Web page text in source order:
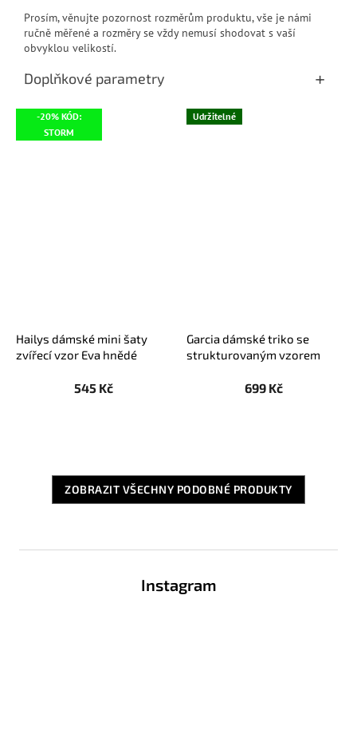
Prosím, věnujte pozornost rozměrům produktu, vše je námi
ručně měřené a rozměry se vždy nemusí shodovat s vaší
obvyklou velikostí.
Doplňkové parametry
-20% KÓD:
STORM
Hailys dámské mini šaty
zvířecí vzor Eva hnědé
545 Kč
Udržitelné
Garcia dámské triko se
strukturovaným vzorem
699 Kč
ZOBRAZIT VŠECHNY PODOBNÉ PRODUKTY
Instagram